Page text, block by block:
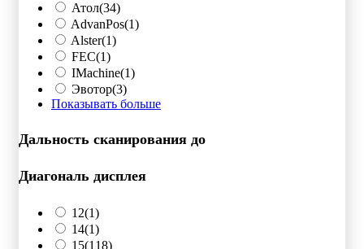
Атол(34)
AdvanPos(1)
Alster(1)
FEC(1)
IMachine(1)
Эвотор(3)
Показывать больше
Дальность сканирования до
Диагональ дисплея
12(1)
14(1)
15(118)